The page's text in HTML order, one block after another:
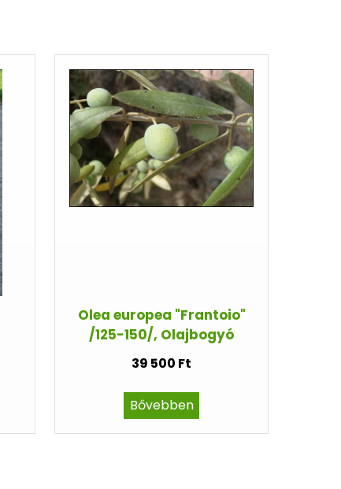
Olea europea "Frantoio"
/125-150/, Olajbogyó
39 500 Ft
Bővebben